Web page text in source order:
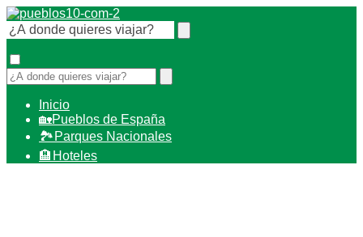
Inicio
🏡Pueblos de España
🏞️ Parques Nacionales
🏨 Hoteles